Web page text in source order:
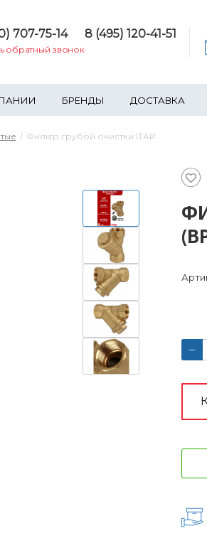
707-75-14 8 (495) 120-41-51
обратный звонок
БРЕНДЫ ДОСТАВКА
Фильтр грубой очистки ITAP